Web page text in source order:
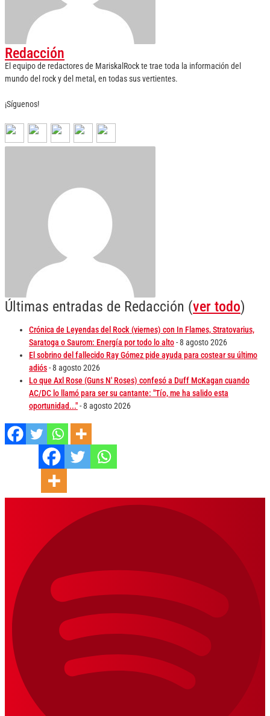
Redacción
El equipo de redactores de MariskalRock te trae toda la información del
mundo del rock y del metal, en todas sus vertientes.
¡Síguenos!
Últimas entradas de Redacción (ver todo)
Crónica de Leyendas del Rock (viernes) con In Flames, Stratovarius,
Saratoga o Saurom: Energía por todo lo alto- 8 agosto 2026
El sobrino del fallecido Ray Gómez pide ayuda para costear su último
adiós- 8 agosto 2026
Lo que Axl Rose (Guns N' Roses) confesó a Duff McKagan cuando
AC/DC lo llamó para ser su cantante: "Tío, me ha salido esta
oportunidad..."- 8 agosto 2026